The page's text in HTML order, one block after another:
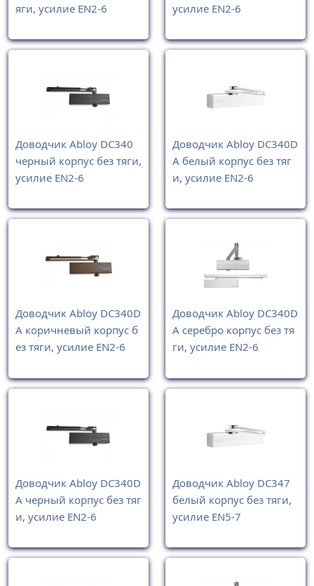
яги, усилие EN2-6
усилие EN2-6
Доводчик Abloy DC340
черный корпус без тяги,
усилие EN2-6
Доводчик Abloy DC340D
A белый корпус без тяг
и, усилие EN2-6
Доводчик Abloy DC340D
A коричневый корпус б
ез тяги, усилие EN2-6
Доводчик Abloy DC340D
A серебро корпус без тя
ги, усилие EN2-6
Доводчик Abloy DC340D
A черный корпус без тяг
и, усилие EN2-6
Доводчик Abloy DC347
белый корпус без тяги,
усилие EN5-7